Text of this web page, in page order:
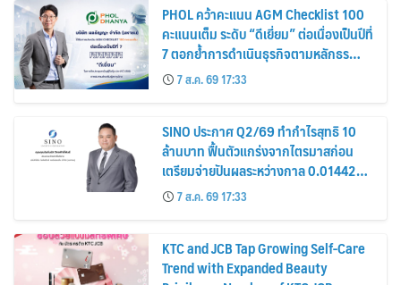
PHOL คว้าคะแนน AGM Checklist 100
คะแนนเต็ม ระดับ “ดีเยี่ยม” ต่อเนื่องเป็นปีที่
7 ตอกย้ำการดำเนินธุรกิจตามหลักธร
รมาภิบาล โปร่งใส สร้างความเชื่อมั่นผู้ถือ
หุ้น
7 ส.ค. 69 17:33
SINO ประกาศ Q2/69 ทำกำไรสุทธิ 10
ล้านบาท ฟื้นตัวแกร่งจากไตรมาสก่อน
เตรียมจ่ายปันผลระหว่างกาล 0.014423
บาทต่อหุ้น ครึ่งปีหลังมุ่งเติบโตต่อเนื่อง
7 ส.ค. 69 17:33
KTC and JCB Tap Growing Self-Care
Trend with Expanded Beauty